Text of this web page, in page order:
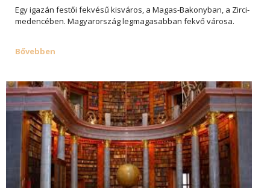
Egy igazán festői fekvésű kisváros, a Magas-Bakonyban, a Zirci-
medencében. Magyarország legmagasabban fekvő városa.
Bővebben